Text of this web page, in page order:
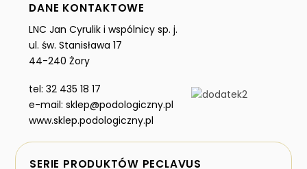
DANE KONTAKTOWE
LNC Jan Cyrulik i wspólnicy sp. j.
ul. św. Stanisława 17
44-240 Żory
tel: 32 435 18 17
e-mail: sklep@podologiczny.pl
www.sklep.podologiczny.pl
SERIE PRODUKTÓW PECLAVUS